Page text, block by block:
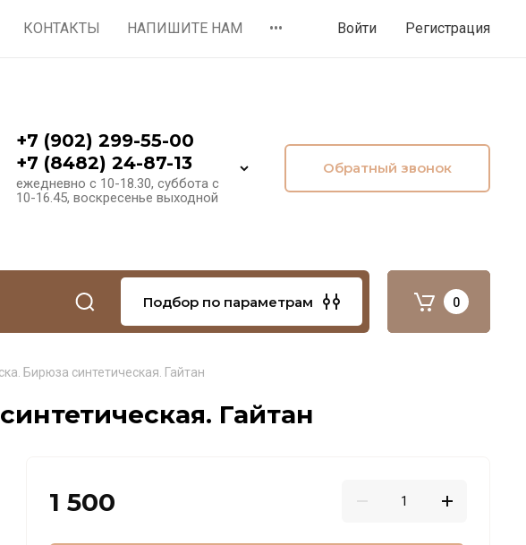
КОНТАКТЫ НАПИШИТЕ НАМ ••• Войти Регистрация
+7 (902) 299-55-00
+7 (8482) 24-87-13
ежедневно с 10-18.30, суббота с
10-16.45, воскресенье выходной
Обратный звонок
Подбор по параметрам 0
Бирюза синтетическая. Гайтан
Гайтан
1 500